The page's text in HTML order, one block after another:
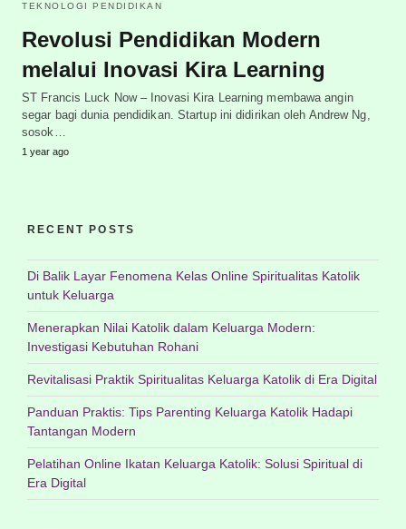
TEKNOLOGI PENDIDIKAN
Revolusi Pendidikan Modern
melalui Inovasi Kira Learning
ST Francis Luck Now – Inovasi Kira Learning membawa angin
segar bagi dunia pendidikan. Startup ini didirikan oleh Andrew Ng,
sosok…
1 year ago
RECENT POSTS
Di Balik Layar Fenomena Kelas Online Spiritualitas Katolik
untuk Keluarga
Menerapkan Nilai Katolik dalam Keluarga Modern:
Investigasi Kebutuhan Rohani
Revitalisasi Praktik Spiritualitas Keluarga Katolik di Era Digital
Panduan Praktis: Tips Parenting Keluarga Katolik Hadapi
Tantangan Modern
Pelatihan Online Ikatan Keluarga Katolik: Solusi Spiritual di
Era Digital